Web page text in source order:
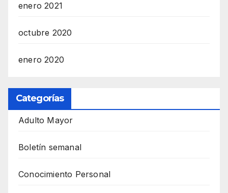
enero 2021
octubre 2020
enero 2020
Categorías
Adulto Mayor
Boletín semanal
Conocimiento Personal